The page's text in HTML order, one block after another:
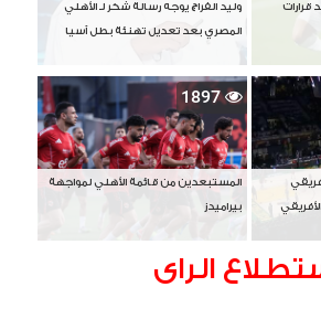
قرارات وليد الفراج يوجه رسالة شكر لـ الأهلي
المصري بعد تعديل تهنئة بطل آسيا
1897
المستبعدين من قائمة الأهلي لمواجهة
بيراميدز
الراى